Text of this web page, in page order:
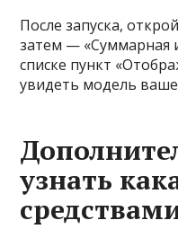
После запуска,
затем — «Суммарная
списке пункт
увидеть модель
узнать